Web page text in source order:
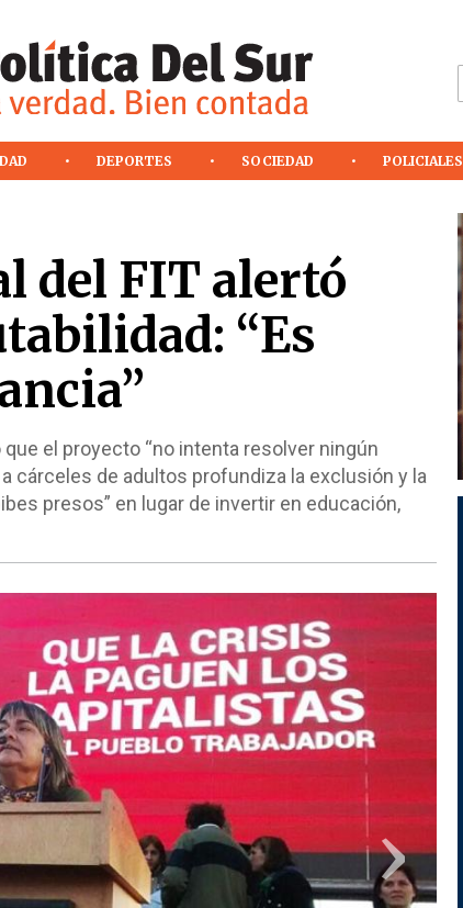
DEPORTES SOCIEDAD POLICIALES
del FIT alertó
“Es
el proyecto “no intenta resolver ningún
cárceles de adultos profundiza la exclusión y la
presos” en lugar de invertir en educación,
›